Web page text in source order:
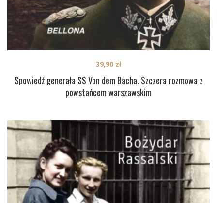
Spowiedź generała SS Von dem Bacha. Szczera rozmowa z
powstańcem warszawskim
39,90 zł